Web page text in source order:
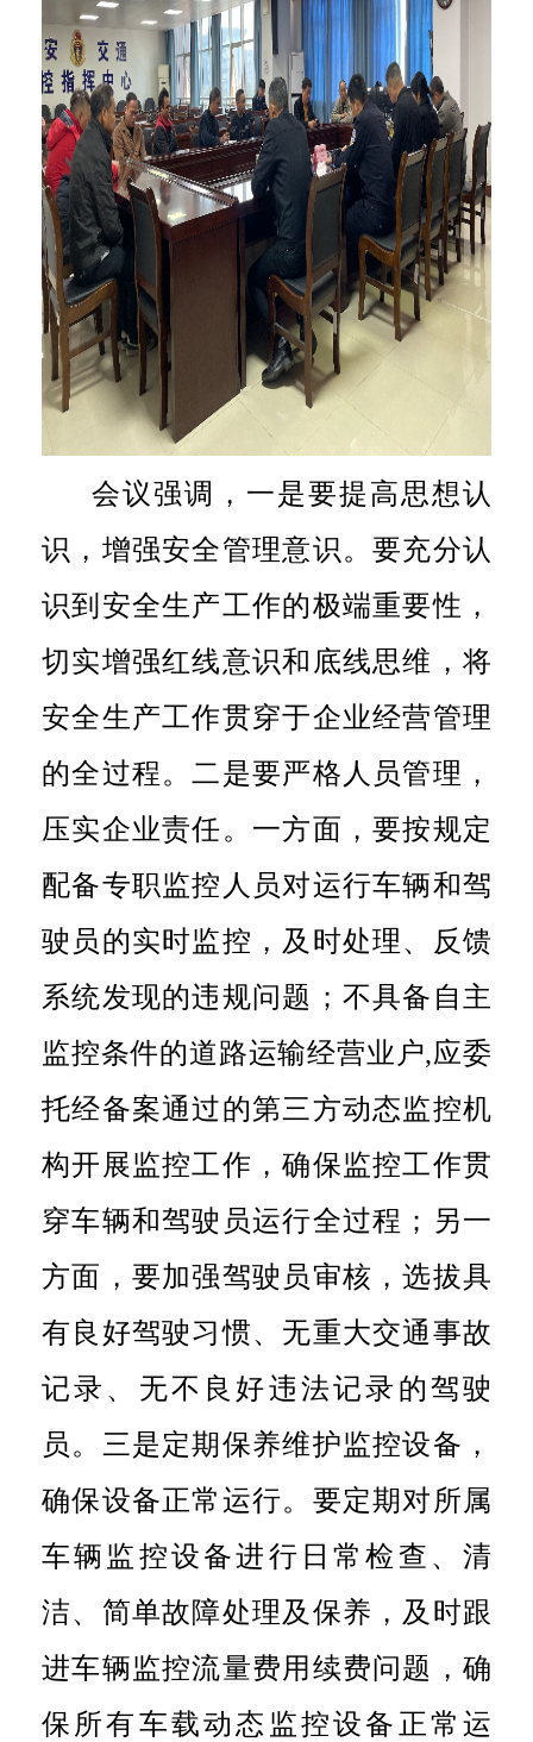
会议强调，一是要提高思想认
识，增强安全管理意识。要充分认
识到安全生产工作的极端重要性，
切实增强红线意识和底线思维，将
安全生产工作贯穿于企业经营管理
的全过程。二是要严格人员管理，
压实企业责任。一方面，要按规定
配备专职监控人员对运行车辆和驾
驶员的实时监控，及时处理、反馈
系统发现的违规问题；不具备自主
监控条件的道路运输经营业户,应委
托经备案通过的第三方动态监控机
构开展监控工作，确保监控工作贯
穿车辆和驾驶员运行全过程；另一
方面，要加强驾驶员审核，选拔具
有良好驾驶习惯、无重大交通事故
记录、无不良好违法记录的驾驶
员。三是定期保养维护监控设备，
确保设备正常运行。要定期对所属
车辆监控设备进行日常检查、清
洁、简单故障处理及保养，及时跟
进车辆监控流量费用续费问题，确
保所有车载动态监控设备正常运